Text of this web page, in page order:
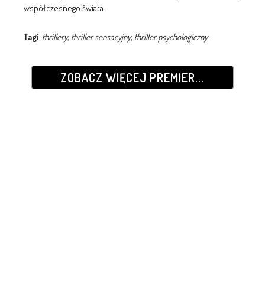
współczesnego świata.
Tagi: thrillery, thriller sensacyjny, thriller psychologiczny
ZOBACZ WIĘCEJ PREMIER...